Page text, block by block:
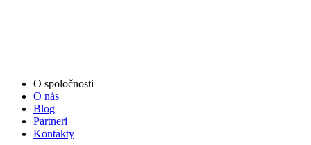
O spoločnosti
O nás
Blog
Partneri
Kontakty